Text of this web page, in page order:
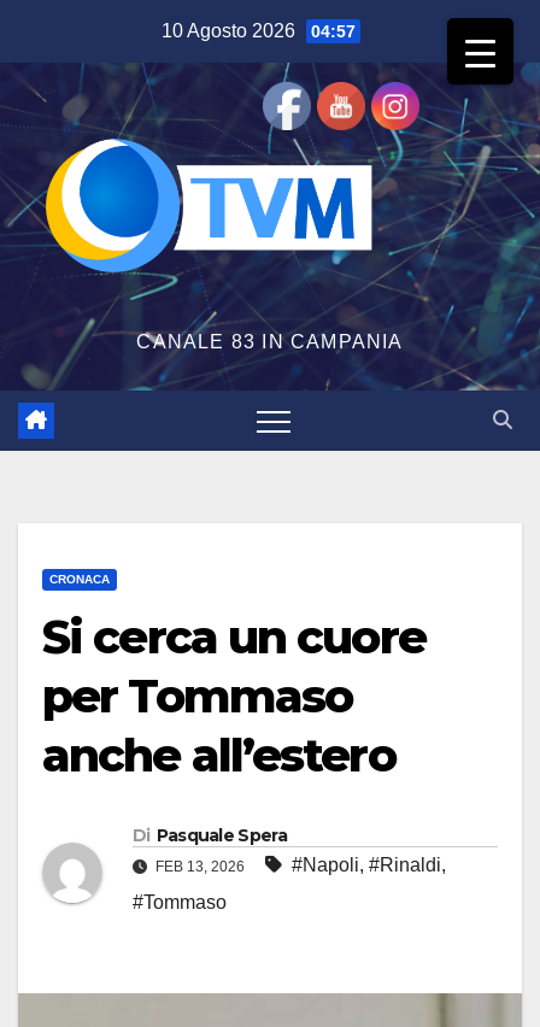
contenuto
10 Agosto 2026 04:57
CANALE 83 IN CAMPANIA
CRONACA
Si cerca un cuore
per Tommaso
anche all’estero
Di Pasquale Spera
FEB 13, 2026 #Napoli, #Rinaldi,
#Tommaso